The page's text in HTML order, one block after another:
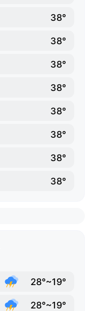
38°
38°
38°
38°
38°
38°
38°
38°
28°~19°
28°~19°